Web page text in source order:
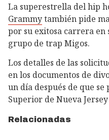
La superestrella del hip
Grammytambién pide
por su exitosa carrera
grupo de trap Migos.
Los detalles de las
en los documentos de
un día después de que
Superior de Nueva
Relacionadas